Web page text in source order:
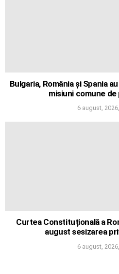
Bulgaria, România și Spania
misiuni comune
6 august,
Curtea Constituțională a
august sesizarea
6 august,